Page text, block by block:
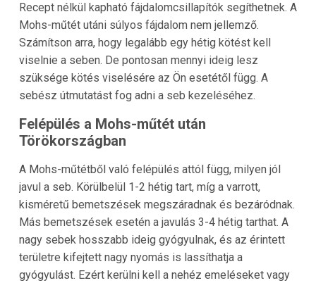
Recept nélkül kapható fájdalomcsillapítók segíthetnek. A
Mohs-műtét utáni súlyos fájdalom nem jellemző.
Számítson arra, hogy legalább egy hétig kötést kell
viselnie a seben. De pontosan mennyi ideig lesz
szüksége kötés viselésére az Ön esetétől függ. A
sebész útmutatást fog adni a seb kezeléséhez.
Felépülés a Mohs-műtét után
Törökországban
A Mohs-műtétből való felépülés attól függ, milyen jól
javul a seb. Körülbelül 1-2 hétig tart, míg a varrott,
kisméretű bemetszések megszáradnak és bezáródnak.
Más bemetszések esetén a javulás 3-4 hétig tarthat. A
nagy sebek hosszabb ideig gyógyulnak, és az érintett
területre kifejtett nagy nyomás is lassíthatja a
gyógyulást. Ezért kerülni kell a nehéz emeléseket vagy